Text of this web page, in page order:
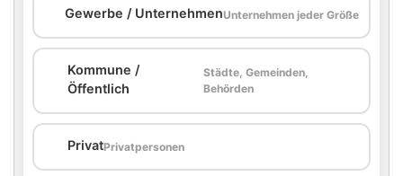
Gewerbe / UnternehmenUnternehmen jeder Größe
Kommune /
Öffentlich
Städte, Gemeinden,
Behörden
PrivatPrivatpersonen